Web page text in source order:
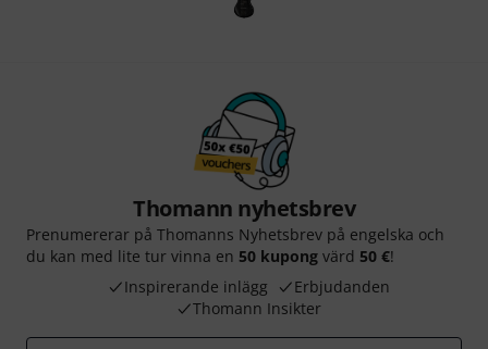
Thomann nyhetsbrev
Prenumererar på Thomanns Nyhetsbrev på engelska och
du kan med lite tur vinna en 50 kupong värd 50 €!
Inspirerande inlägg
Erbjudanden
Thomann Insikter